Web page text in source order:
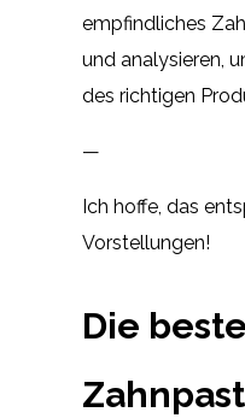
empfindliches
und analysieren,
des richtigen
—
Ich hoffe, das
Vorstellungen!
Die